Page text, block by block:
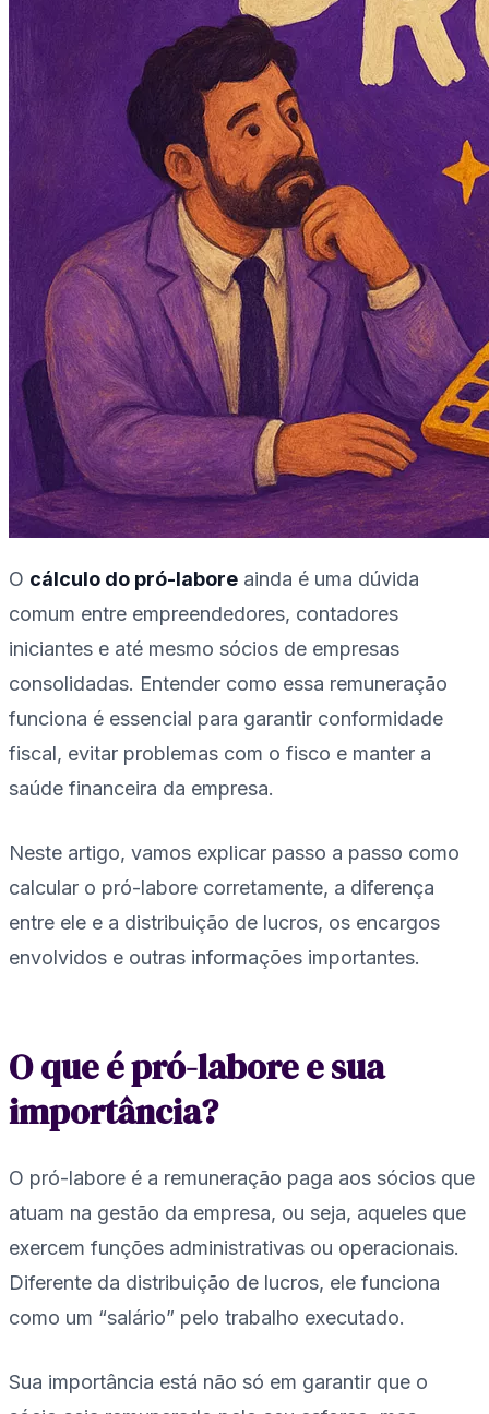
O cálculo do pró-labore ainda é uma dúvida
comum entre empreendedores, contadores
iniciantes e até mesmo sócios de empresas
consolidadas. Entender como essa remuneração
funciona é essencial para garantir conformidade
fiscal, evitar problemas com o fisco e manter a
saúde financeira da empresa.
Neste artigo, vamos explicar passo a passo como
calcular o pró-labore corretamente, a diferença
entre ele e a distribuição de lucros, os encargos
envolvidos e outras informações importantes.
O que é pró-labore e sua
importância?
O pró-labore é a remuneração paga aos sócios que
atuam na gestão da empresa, ou seja, aqueles que
exercem funções administrativas ou operacionais.
Diferente da distribuição de lucros, ele funciona
como um “salário” pelo trabalho executado.
Sua importância está não só em garantir que o